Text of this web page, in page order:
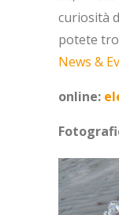
curiosità
potete
News &
online: